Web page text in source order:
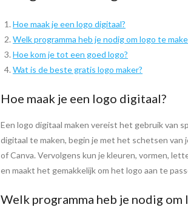
Hoe maak je een logo digitaal?
Welk programma heb je nodig om logo te
Hoe kom je tot een goed logo?
Wat is de beste gratis logo maker?
Hoe maak je een logo digitaal?
Een logo digitaal maken vereist het gebruik van
digitaal te maken, begin je met het schetsen
of Canva. Vervolgens kun je kleuren, vormen,
en maakt het gemakkelijk om het logo aan te
Welk programma heb je nodig om